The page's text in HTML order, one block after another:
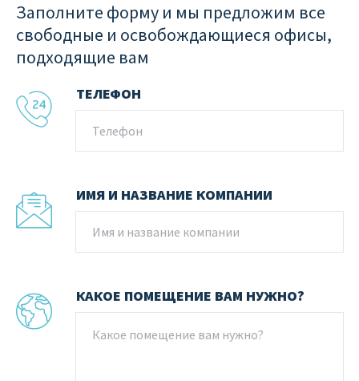
Заполните форму и мы предложим все
свободные и освобождающиеся офисы,
подходящие вам
ТЕЛЕФОН
ИМЯ И НАЗВАНИЕ КОМПАНИИ
КАКОЕ ПОМЕЩЕНИЕ ВАМ НУЖНО?